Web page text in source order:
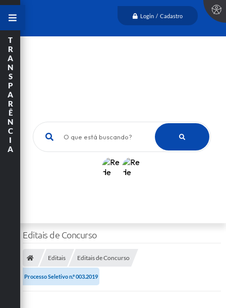
Login / Cadastro
O que está buscando?
T
R
A
N
S
P
A
R
Ê
N
C
I
A
Editais de Concurso
Editais Editais de Concurso
Processo Seletivo n.º 003.2019